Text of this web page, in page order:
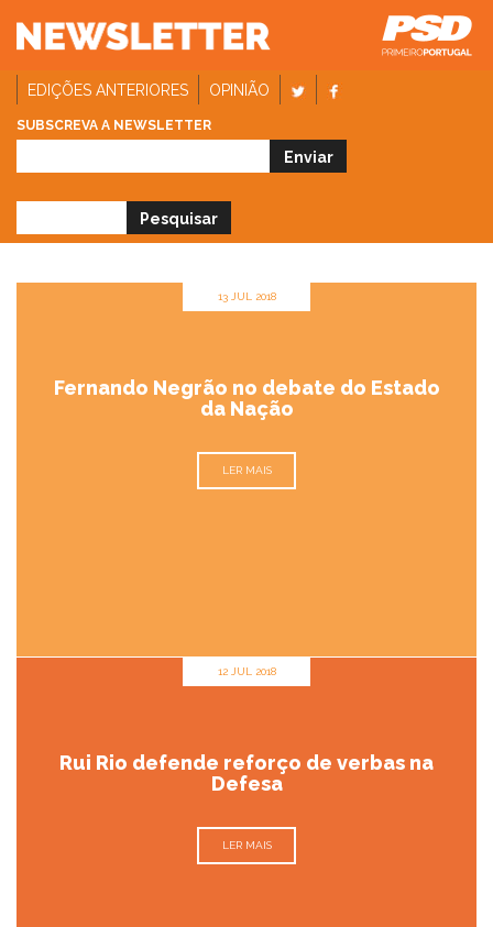
EDIÇÕES ANTERIORES OPINIÃO
SUBSCREVA A NEWSLETTER
13 JUL 2018
Fernando Negrão no debate do Estado
da Nação
LER MAIS
12 JUL 2018
Rui Rio defende reforço de verbas na
Defesa
LER MAIS